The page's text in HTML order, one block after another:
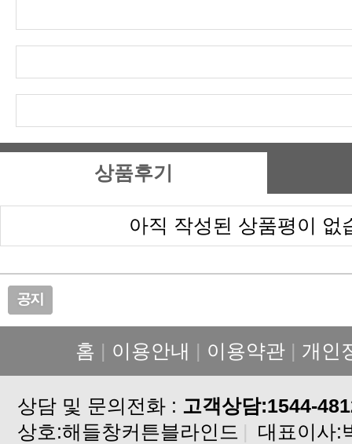
상품후기
아직 작성된 상품평이 없
홈 | 이용안내 | 이용약관 | 개인
상담 및 문의전화 : 고객상담:1544-
상호:해들창커튼블라인드 | 대표이사: